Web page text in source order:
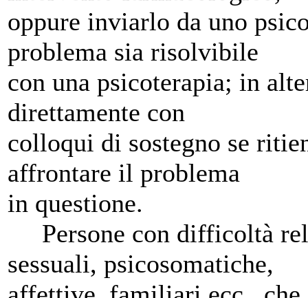
oppure inviarlo da uno
problema sia risolvibile
con una psicoterapia; in
direttamente con
colloqui di sostegno se
affrontare il problema
in questione.
Persone con difficoltà
sessuali, psicosomatiche,